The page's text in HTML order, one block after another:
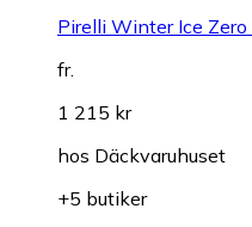
Pirelli Winter Ice
fr.
1 215 kr
hos Däckvaruhuset
+5 butiker